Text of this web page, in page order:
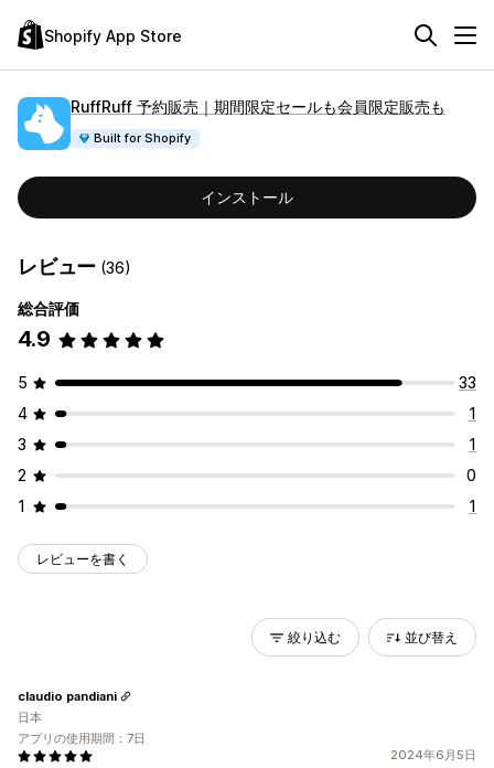
Shopify App Store
RuffRuff 予約販売｜期間限定セールも会員限定販売も
Built for Shopify
インストール
レビュー (36)
総合評価
4.9
5
33
4
1
3
1
2
0
1
1
レビューを書く
絞り込む 並び替え
2024年6月5日
claudio pandiani
日本
アプリの使用期間：7日